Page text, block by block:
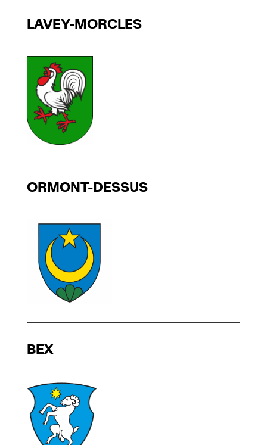
LAVEY-MORCLES
ORMONT-DESSUS
BEX